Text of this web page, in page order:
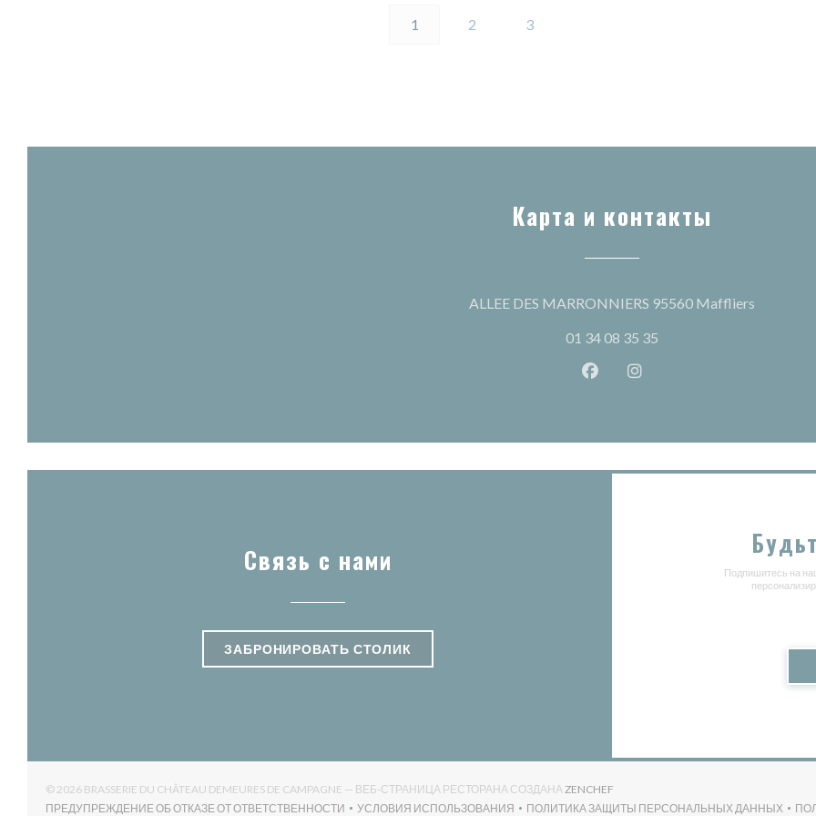
1 2 3
Карта и контакты
ALLEE DES MARRONNIERS 95560 Maffliers
01 34 08 35 35
Facebook ((открывается в
Instagram ((открывается
Связь с нами
ЗАБРОНИРОВАТЬ СТОЛИК
Подпишитесь на
© 2026 BRASSERIE DU CHÂTEAU DEMEURES DE CAMPAGNE — ВЕБ-СТРАНИЦА РЕСТОРАНА СОЗДАНАZENCHEF
ПРЕДУПРЕЖДЕНИЕ ОБ ОТКАЗЕ ОТ ОТВЕТСТВЕННОСТИ
УСЛОВИЯ ИСПОЛЬЗОВАНИЯ ПОЛИТИКА ЗАЩИТЫ ПЕРСОНАЛЬНЫХ ДАННЫХ